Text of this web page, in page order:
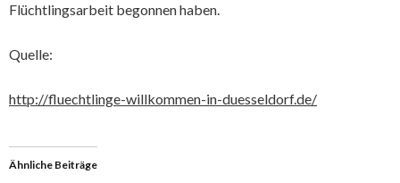
Flüchtlingsarbeit begonnen haben.
Quelle:
http://fluechtlinge-willkommen-in-duesseldorf.de/
Ähnliche Beiträge